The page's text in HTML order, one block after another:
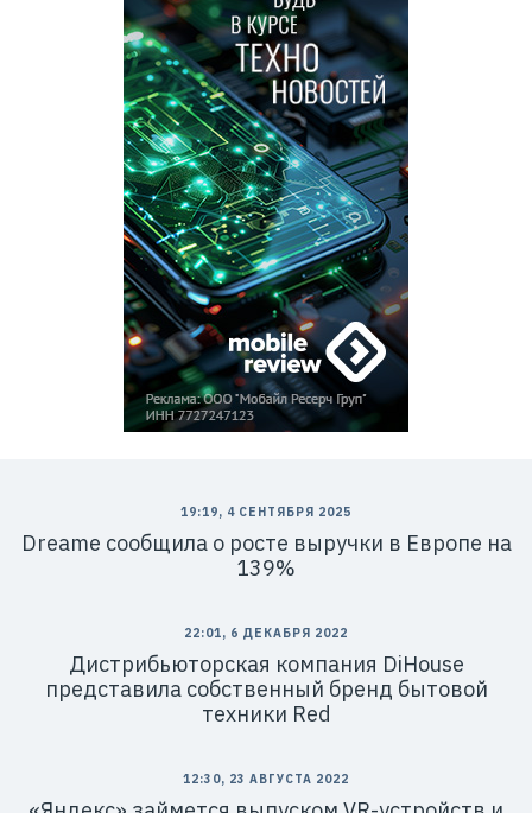
19:19, 4 СЕНТЯБРЯ 2025
Dreame сообщила о росте выручки в Европе на
139%
22:01, 6 ДЕКАБРЯ 2022
Дистрибьюторская компания DiHouse
представила собственный бренд бытовой
техники Red
12:30, 23 АВГУСТА 2022